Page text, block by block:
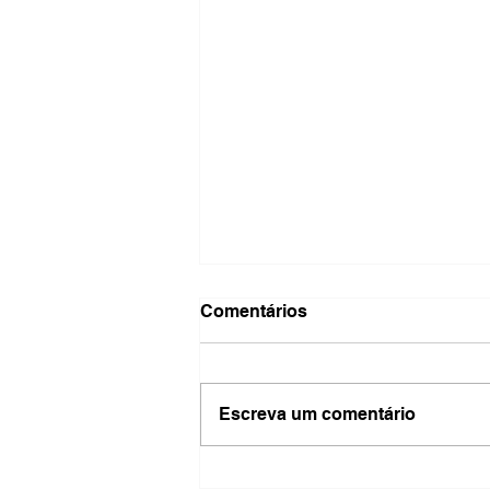
Comentários
Escreva um comentário